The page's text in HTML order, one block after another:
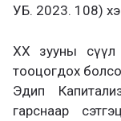
УБ. 2023. 108)
ХХ зууны сүүл
тооцогдох
Эдип
гарснаар